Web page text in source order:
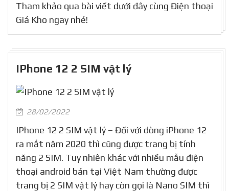
Tham khảo qua bài viết dưới đây cùng Điện thoại
Giá Kho ngay nhé!
IPhone 12 2 SIM vật lý
28/02/2022
IPhone 12 2 SIM vật lý – Đối với dòng iPhone 12
ra mắt năm 2020 thì cũng được trang bị tính
năng 2 SIM. Tuy nhiên khác với nhiều mẫu điện
thoại android bán tại Việt Nam thường được
trang bị 2 SIM vật lý hay còn gọi là Nano SIM thì